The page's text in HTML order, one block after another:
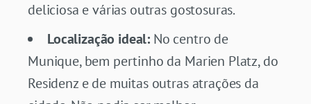
deliciosa e várias outras gostosuras.
Localização ideal: No centro de
Munique, bem pertinho da Marien Platz, do
Residenz e de muitas outras atrações da